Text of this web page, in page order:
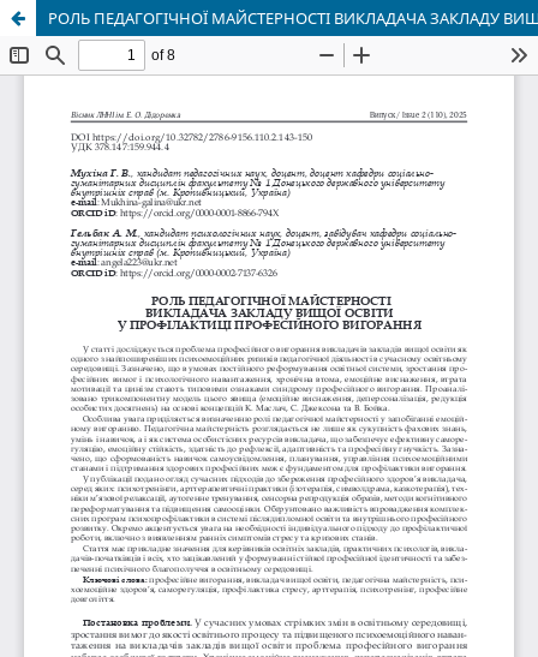
РОЛЬ ПЕДАГОГІЧНОЇ МАЙСТЕРНОСТІ ВИКЛАДАЧА ЗАКЛАДУ